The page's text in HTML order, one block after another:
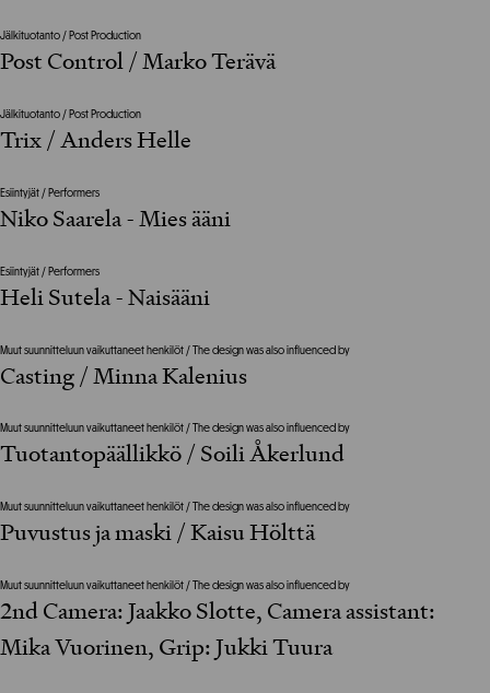
Jälkituotanto / Post Production
Post Control / Marko Terävä
Jälkituotanto / Post Production
Trix / Anders Helle
Esiintyjät / Performers
Niko Saarela - Mies ääni
Esiintyjät / Performers
Heli Sutela - Naisääni
Muut suunnitteluun vaikuttaneet henkilöt / The design was also influenced by
Casting / Minna Kalenius
Muut suunnitteluun vaikuttaneet henkilöt / The design was also influenced by
Tuotantopäällikkö / Soili Åkerlund
Muut suunnitteluun vaikuttaneet henkilöt / The design was also influenced by
Puvustus ja maski / Kaisu Hölttä
Muut suunnitteluun vaikuttaneet henkilöt / The design was also influenced by
2nd Camera: Jaakko Slotte, Camera assistant:
Mika Vuorinen, Grip: Jukki Tuura